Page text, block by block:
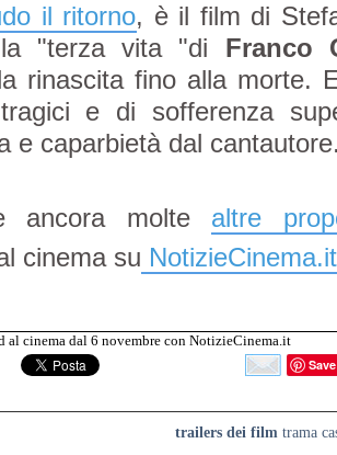
il ritorno, è il film di
"terza vita "di Franco
rinascita fino alla morte.
e di sofferenza
e caparbietà dal
ancora molte altre
cinema su NotizieCinema.it
al cinema dal 6 novembre con NotizieCinema.it
Save
trailers dei film trama